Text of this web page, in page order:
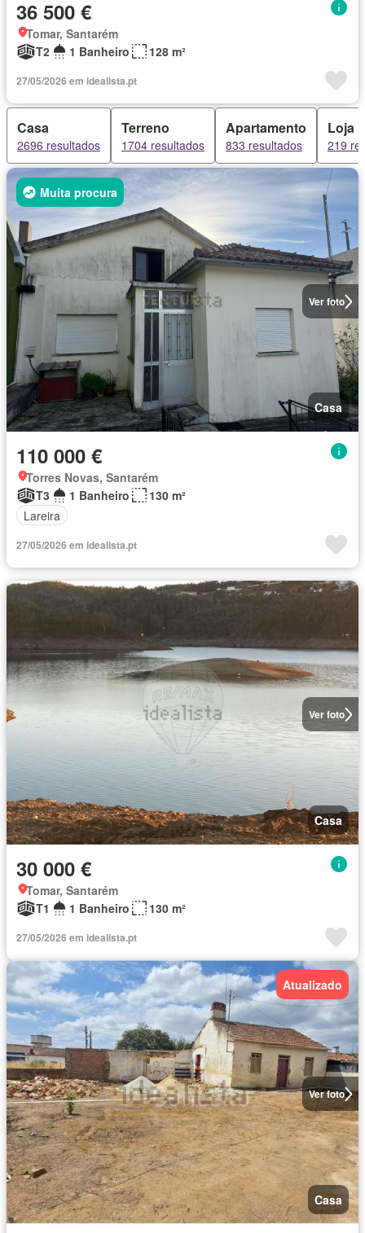
36 500 €
Tomar, Santarém
T2
1 Banheiro 128 m²
27/05/2026 em idealista.pt
Casa
2696 resultados
Terreno
1704 resultados
Apartamento
833 resultados
Loja
219
Ver foto
Muita procura
Casa
110 000 €
Torres Novas, Santarém
T3
1 Banheiro
130 m²
Lareira
27/05/2026 em idealista.pt
Ver foto
Casa
30 000 €
Tomar, Santarém
T1
1 Banheiro 130 m²
27/05/2026 em idealista.pt
Ver foto
Atualizado
Casa